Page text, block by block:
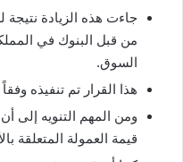
جاءت هذه الزيادة نتيجة
من قبل البنوك في
السوق.
هذا القرار تم تنفيذه
ومن المهم التنويه إلى
قيمة العمولة المتعلقة